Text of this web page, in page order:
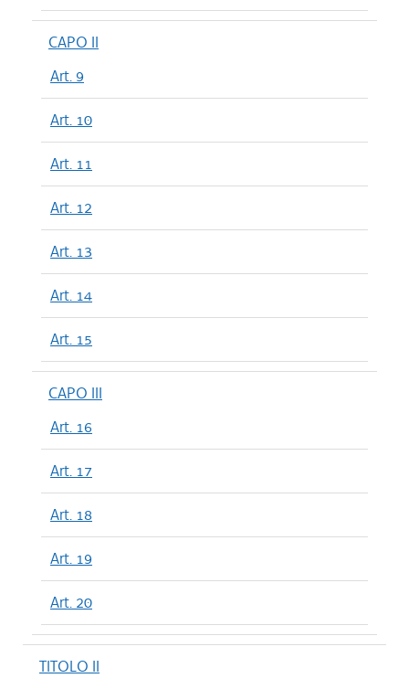
CAPO II
Art. 9
Art. 10
Art. 11
Art. 12
Art. 13
Art. 14
Art. 15
CAPO III
Art. 16
Art. 17
Art. 18
Art. 19
Art. 20
TITOLO II